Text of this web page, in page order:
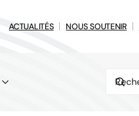
ACTUALITÉS NOUS SOUTENIR